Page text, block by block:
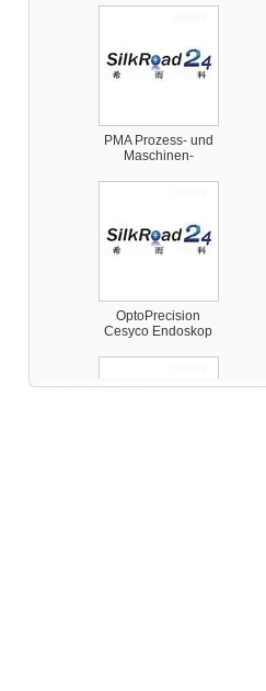
Maschinen-
Automation GmbH
Cesyco Endoskop
HTO 38 内窥镜